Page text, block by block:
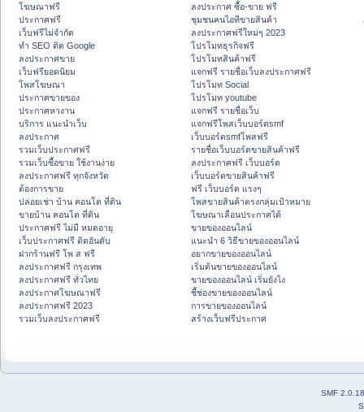
โฆษณาฟรี
ประกาศฟรี
เว็บฟรีไม่จำกัด
ทำ SEO ติด Google
ลงประกาศขาย
เว็บฟรียอดนิยม
โพสโฆษณา
ประกาศขายของ
ประกาศหางาน
บริการ แนะนำเว็บ
ลงประกาศ
รวมเว็บประกาศฟรี
รวมเว็บซื้อขาย ใช้งานง่าย
ลงประกาศฟรี ทุกจังหวัด
ต้องการขาย
ปล่อยเช่า บ้าน คอนโด ที่ดิน
ขายบ้าน คอนโด ที่ดิน
ประกาศฟรี ไม่มี หมดอายุ
เว็บประกาศฟรี ติดอันดับ
ฝากร้านฟรี โพ ส ฟรี
ลงประกาศฟรี กรุงเทพ
ลงประกาศฟรี ทั่วไทย
ลงประกาศโฆษณาฟรี
ลงประกาศฟรี 2023
รวมเว็บลงประกาศฟรี
ลงประกาศ ซื้อ-ขาย ฟรี
ชุมชนคนไอทีขายสินค้า
ลงประกาศฟรีใหม่ๆ 2023
โปรโมทธุรกิจฟรี
โปรโมทสินค้าฟรี
แจกฟรี รายชื่อเว็บลงประกาศฟรี
โปรโมท Social
โปรโมท youtube
แจกฟรี รายชื่อเว็บ
แจกฟรีโพสเว็บบอร์ดsmf
เว็บบอร์ดsmfโพสฟรี
รายชื่อเว็บบอร์ดขายสินค้าฟรี
ลงประกาศฟรี เว็บบอร์ด
เว็บบอร์ดขายสินค้าฟรี
ฟรี เว็บบอร์ด แรงๆ
โพสขายสินค้าตรงกลุ่มเป้าหมาย
โฆษณาเลื่อนประกาศได้
ขายของออนไลน์
แนะนำ 6 วิธีขายของออนไลน์
อยากขายของออนไลน์
เริ่มต้นขายของออนไลน์
ขายของออนไลน์ เริ่มยังไง
ชี้ช่องขายของออนไลน์
การขายของออนไลน์
สร้างเว็บฟรีประกาศ
SMF 2.0.18